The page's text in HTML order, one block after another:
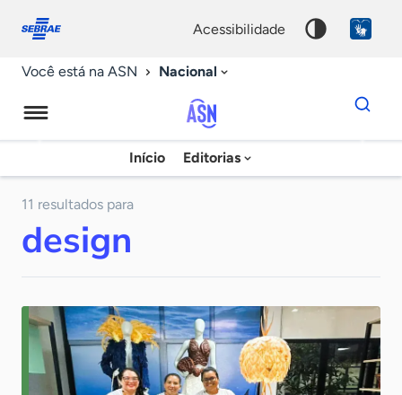
conosco
acessibilidade
Você está na ASN Nacional
Agência
Sebrae
Início Editorias
Dados
para
chave
11 resultados para
design